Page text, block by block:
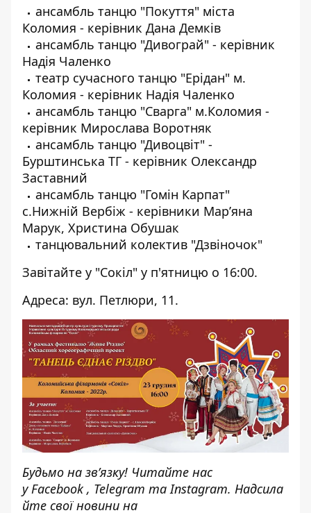
ансамбль танцю "Покуття" міста
Коломия - керівник Дана Демків
ансамбль танцю "Дивограй" - керівник
Надія Чаленко
театр сучасного танцю "Ерідан" м.
Коломия - керівник Надія Чаленко
ансамбль танцю "Сварга" м.Коломия -
керівник Мирослава Воротняк
ансамбль танцю "Дивоцвіт" -
Бурштинська ТГ - керівник Олександр
Заставний
ансамбль танцю "Гомін Карпат"
с.Нижній Вербіж - керівники Марʼяна
Марук, Христина Обушак
танцювальний колектив "Дзвіночок"
Завітайте у "Сокіл" у п'ятницю о 16:00.
Адреса: вул. Петлюри, 11.
Будьмо на зв’язку! Читайте нас
уFacebook, Telegram таInstagram. Надсила
йте свої новини на